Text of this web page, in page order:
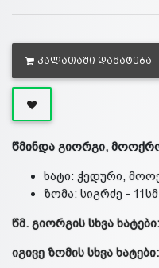
ᲙᲐᲚᲐᲗᲐᲨᲘ ᲓᲐᲛᲐᲢᲔᲑᲐ
წმინდა გიორგი,
ხატი: ჭედური,
ზომა: სიგრძე -
წმ. გიორგის სხვა ხატები:
იგივე ზომის სხვა ხატები: